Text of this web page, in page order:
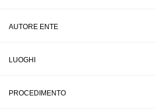
AUTORE ENTE
LUOGHI
PROCEDIMENTO